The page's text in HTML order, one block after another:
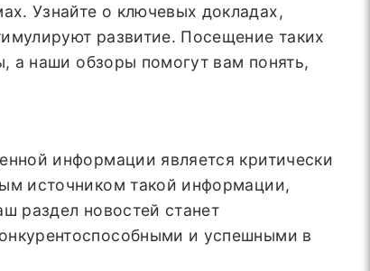
Узнайте о ключевых докладах,
развитие. Посещение таких
а наши обзоры помогут вам понять,
информации является критически
источником такой информации,
раздел новостей станет
и успешными в